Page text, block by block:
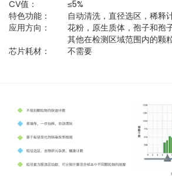
CV值：
≤5%
特色功能：
自动清洗，直径选区，稀释
应用方向：
花粉，原生质体，孢子和孢
其他在检测区域范围内的颗
芯片耗材：
不需要